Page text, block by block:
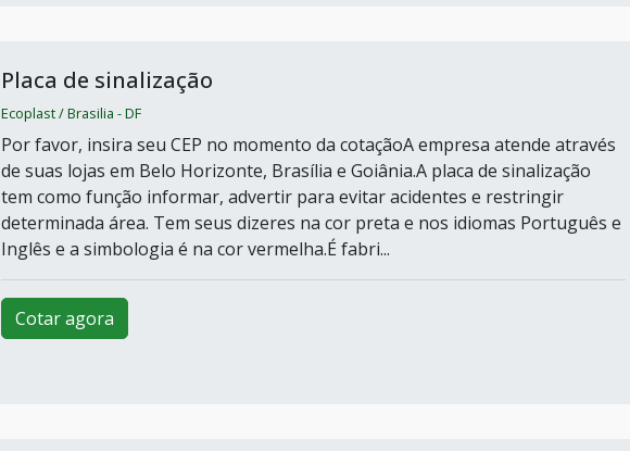
Placa de sinalização
Ecoplast / Brasilia - DF
Por favor, insira seu CEP no momento da cotaçãoA empresa atende através
de suas lojas em Belo Horizonte, Brasília e Goiânia.A placa de sinalização
tem como função informar, advertir para evitar acidentes e restringir
determinada área. Tem seus dizeres na cor preta e nos idiomas Português e
Inglês e a simbologia é na cor vermelha.É fabri...
Cotar agora